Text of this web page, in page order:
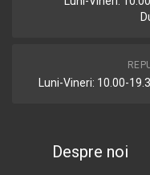
Luni-Vineri: 10.00-
Despre noi